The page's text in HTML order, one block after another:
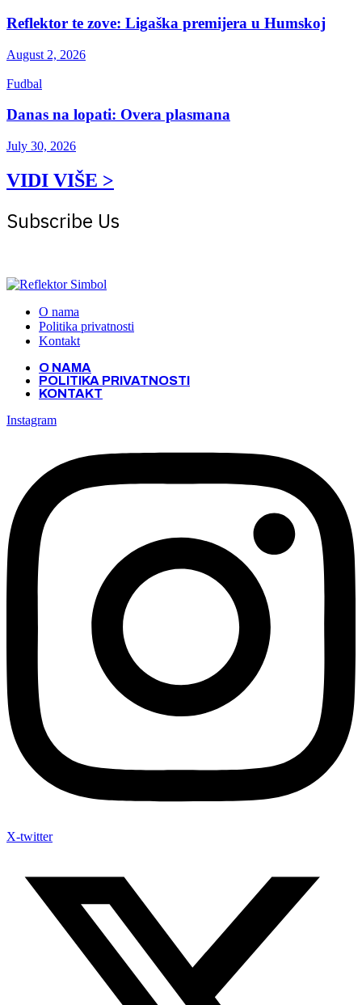
Reflektor te zove: Ligaška premijera u Humskoj
August 2, 2026
Fudbal
Danas na lopati: Overa plasmana
July 30, 2026
VIDI VIŠE >
Subscribe Us
O nama
Politika privatnosti
Kontakt
O NAMA
POLITIKA PRIVATNOSTI
KONTAKT
Instagram
X-twitter